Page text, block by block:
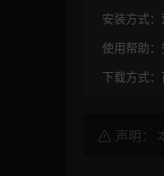
安装方式：
使用帮助：
下载方式：
声明：